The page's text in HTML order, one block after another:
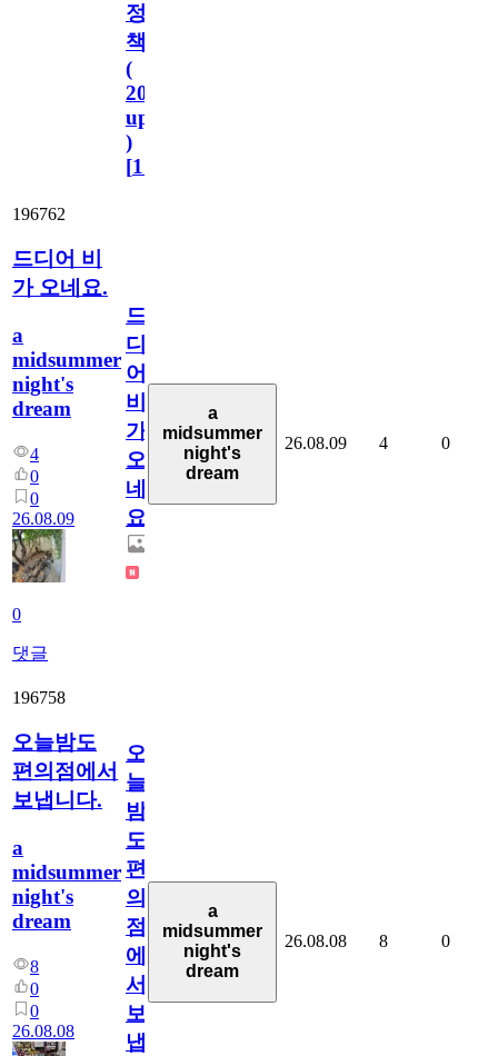
정
책
(
2023.11.1
update
)
[110
196762
드디어 비
가 오네요.
a
midsummer
night's
dream
4
0
0
26.08.09
0
댓글
드
디
어
비
가
오
네
요.
a
midsummer
night's
dream
26.08.09 4 0
196758
오늘밤도
편의점에서
보냅니다.
a
midsummer
night's
dream
8
0
0
26.08.08
오
늘
밤
도
편
의
점
에
서
보
냅
a
midsummer
night's
dream
26.08.08 8 0